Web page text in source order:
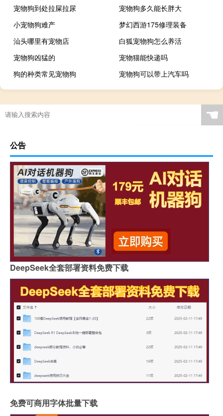
宠物狗到处拉屎拉尿
宠物狗多久能长胖大
小宠物狗难产
梦幻西游175修理装备
汕头哪里有宠物店
白狐宠物狗怎么养活
宠物狗凶猛的
宠物猫能快递吗
狗的种类常见宠物狗
宠物狗可以带上汽车吗
☚
公告
DeepSeek全套部署资料免费下载
免费可商用字体批量下载